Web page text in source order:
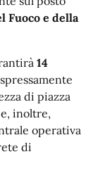
Fuoco e della
14
di piazza
inoltre,
operativa
di